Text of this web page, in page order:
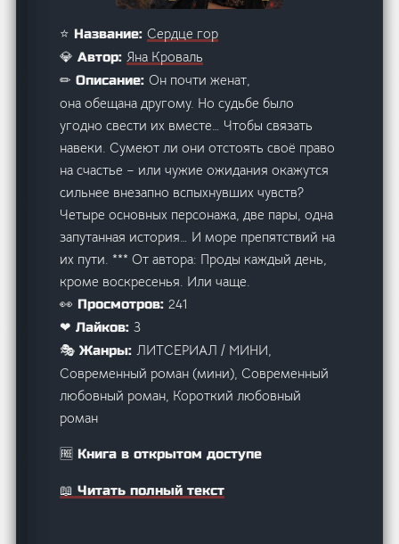
⭐ Название:Сердце гор
💎 Автор:Яна Кроваль
✏ Описание:Он почти женат,
она обещана другому. Но судьбе было
угодно свести их вместе… Чтобы связать
навеки. Сумеют ли они отстоять своё право
на счастье – или чужие ожидания окажутся
сильнее внезапно вспыхнувших чувств?
Четыре основных персонажа, две пары, одна
запутанная история… И море препятствий на
их пути. *** От автора: Проды каждый день,
кроме воскресенья. Или чаще.
👀 Просмотров:241
❤ Лайков:3
🎭 Жанры:ЛИТСЕРИАЛ / МИНИ,
Современный роман (мини), Современный
любовный роман, Короткий любовный
роман
🆓 Книга в открытом доступе
📖 Читать полный текст